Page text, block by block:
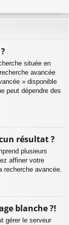
située en
avancée
» disponible
peut dépendre des
résultat ?
plusieurs
affiner votre
avancée.
blanche ?!
gérer le serveur